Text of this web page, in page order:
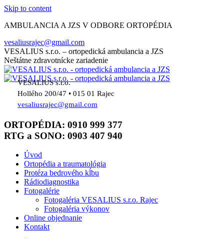
Skip to content
AMBULANCIA A JZS V ODBORE ORTOPÉDIA
vesaliusrajec@gmail.com
VESALIUS s.r.o. – ortopedická ambulancia a JZS
Neštátne zdravotnícke zariadenie
VESALIUS s.r.o.
Hollého 200/47 • 015 01 Rajec
vesaliusrajec@gmail.com
ORTOPÉDIA: 0910 999 377
RTG a SONO: 0903 407 940
Úvod
Ortopédia a traumatológia
Protéza bedrového kĺbu
Rádiodiagnostika
Fotogalérie
Fotogaléria VESALIUS s.r.o. Rajec
Fotogaléria výkonov
Online objednanie
Kontakt